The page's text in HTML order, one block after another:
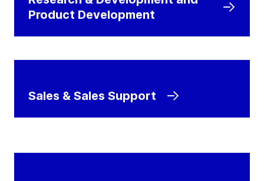
Product Development
Sales & Sales Support